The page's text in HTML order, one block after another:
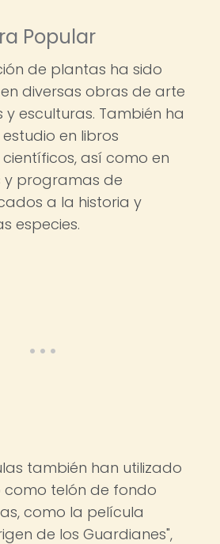
Popular
de plantas ha sido
diversas obras de arte
esculturas. También ha
en libros
así como en
programas de
a la historia y
especies.
también han utilizado
telón de fondo
como la película
de los Guardianes",